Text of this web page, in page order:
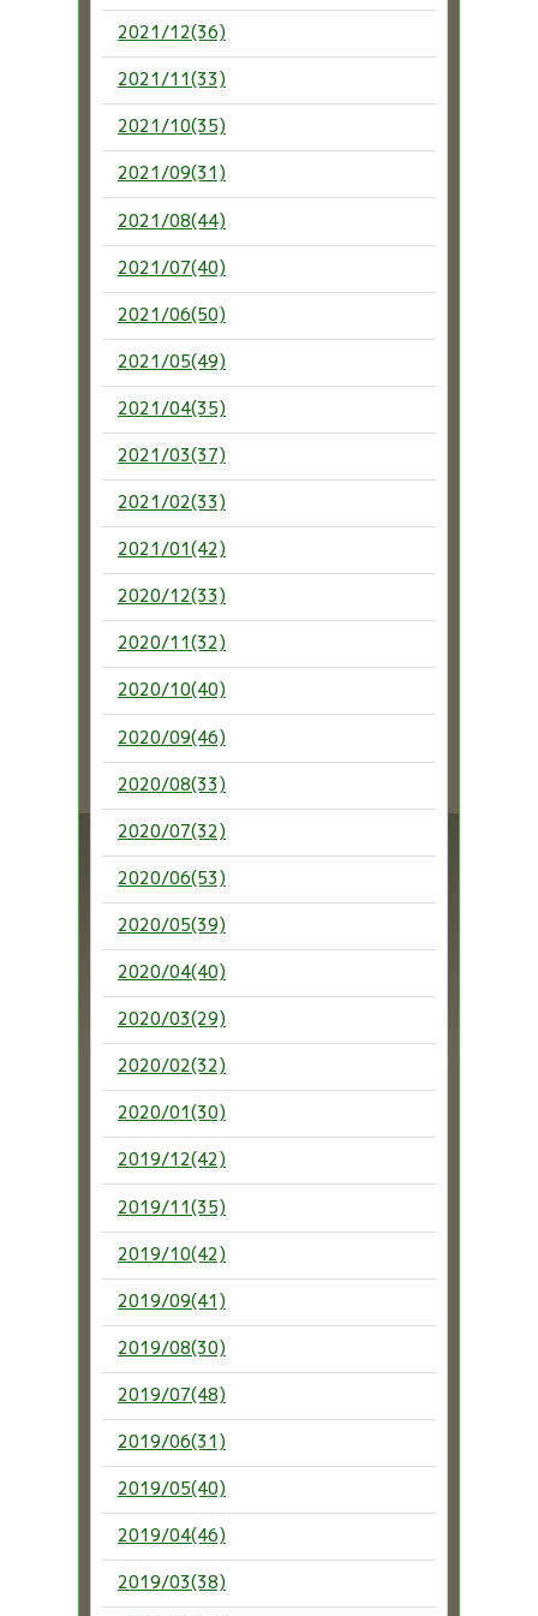
2021/12(36)
2021/11(33)
2021/10(35)
2021/09(31)
2021/08(44)
2021/07(40)
2021/06(50)
2021/05(49)
2021/04(35)
2021/03(37)
2021/02(33)
2021/01(42)
2020/12(33)
2020/11(32)
2020/10(40)
2020/09(46)
2020/08(33)
2020/07(32)
2020/06(53)
2020/05(39)
2020/04(40)
2020/03(29)
2020/02(32)
2020/01(30)
2019/12(42)
2019/11(35)
2019/10(42)
2019/09(41)
2019/08(30)
2019/07(48)
2019/06(31)
2019/05(40)
2019/04(46)
2019/03(38)